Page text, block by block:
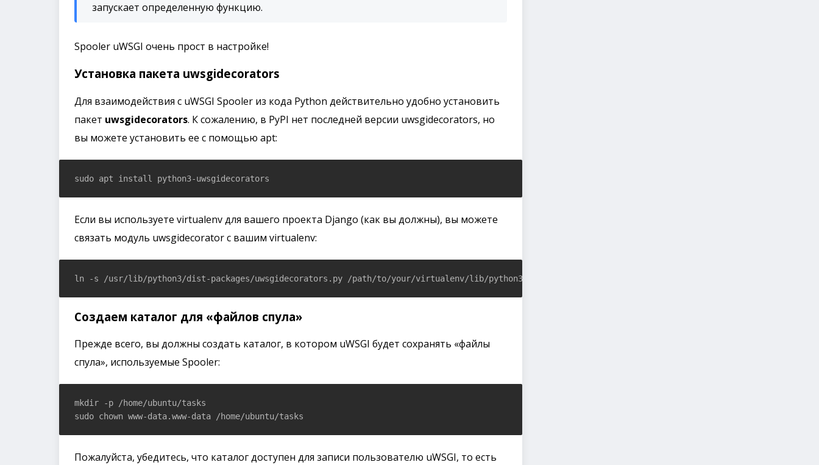
запускает определенную функцию.
Spooler uWSGI очень прост в настройке!
Установка пакета uwsgidecorators
Для взаимодействия с uWSGI Spooler из кода Python действительно удобно установить
пакет uwsgidecorators. К сожалению, в PyPI нет последней версии uwsgidecorators, но
вы можете установить ее с помощью apt:
sudo apt install python3-uwsgidecorators
Если вы используете virtualenv для вашего проекта Django (как вы должны), вы можете
связать модуль uwsgidecorator с вашим virtualenv:
ln -s /usr/lib/python3/dist-packages/uwsgidecorators.py /path/to/your/virtualenv/lib/python3.6/site-packages
Создаем каталог для «файлов спула»
Прежде всего, вы должны создать каталог, в котором uWSGI будет сохранять «файлы
спула», используемые Spooler:
mkdir -p /home/ubuntu/tasks
sudo chown www-data.www-data /home/ubuntu/tasks
Пожалуйста, убедитесь, что каталог доступен для записи пользователю uWSGI, то есть